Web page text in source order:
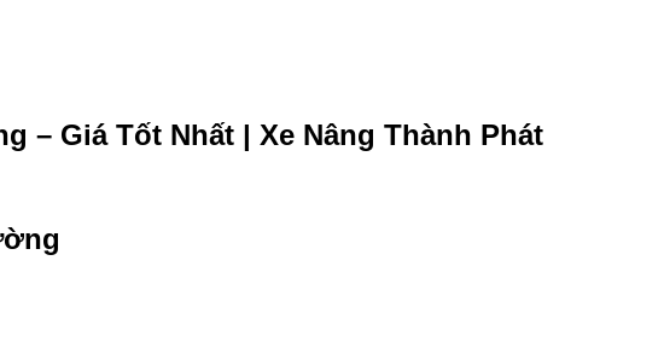
– Giá Tốt Nhất | Xe Nâng Thành Phát